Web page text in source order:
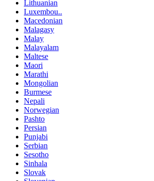
Lithuanian
Luxembou..
Macedonian
Malagasy
Malay
Malayalam
Maltese
Maori
Marathi
Mongolian
Burmese
Nepali
Norwegian
Pashto
Persian
Punjabi
Serbian
Sesotho
Sinhala
Slovak